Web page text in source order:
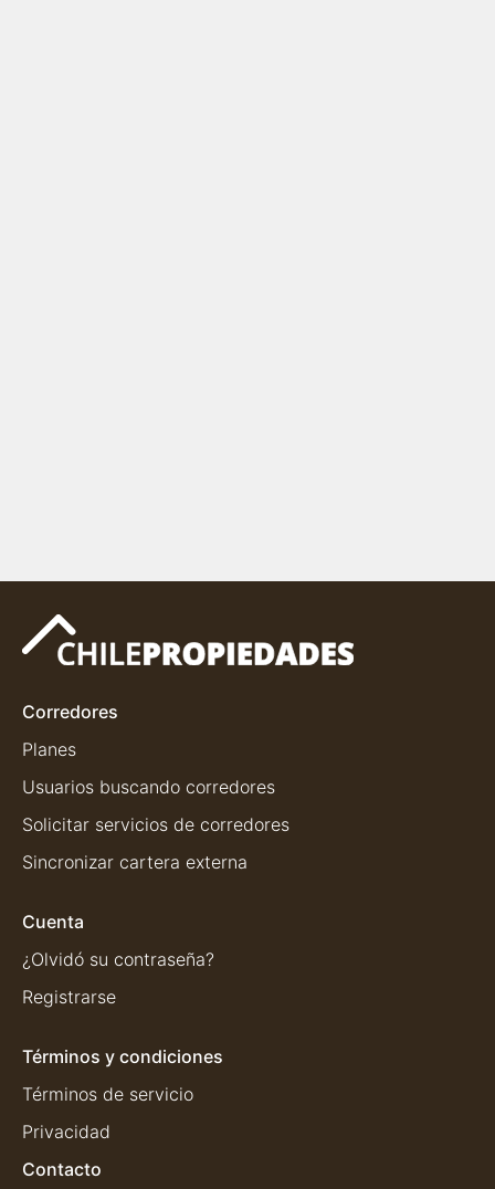
Corredores
Planes
Usuarios buscando corredores
Solicitar servicios de corredores
Sincronizar cartera externa
Cuenta
¿Olvidó su contraseña?
Registrarse
Términos y condiciones
Términos de servicio
Privacidad
Contacto